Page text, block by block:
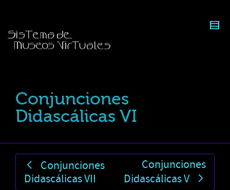
Conjunciones
Didascálicas VI
Conjunciones
Didascálicas VII
Conjunciones
Didascálicas V